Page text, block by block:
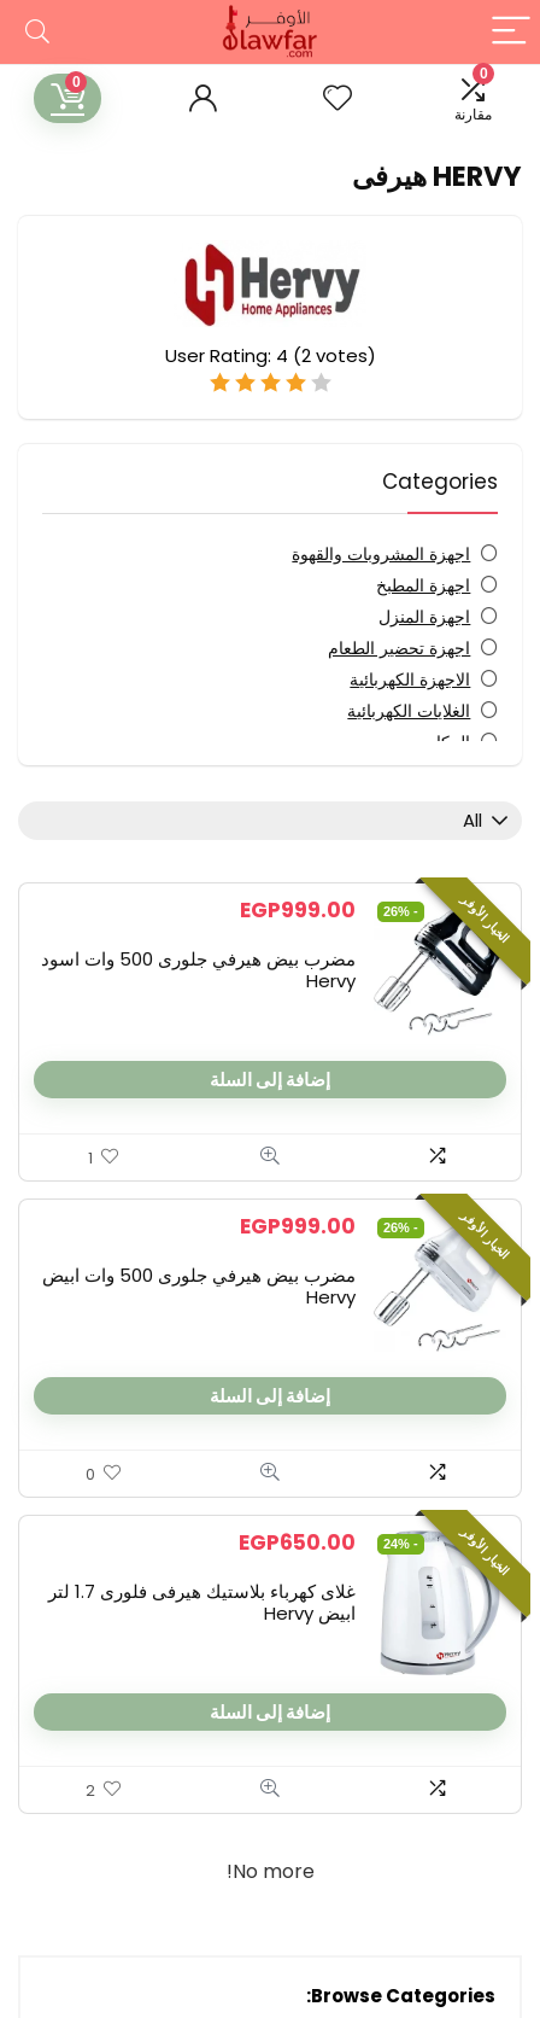
0
مقارنة
0
HERVY هيرفى
User Rating: 4 (2votes)
Categories
اجهزة المشروبات والقهوة
اجهزة المطبخ
اجهزة المنزل
اجهزة تحضير الطعام
الاجهزة الكهربائية
الغلايات الكهربائية
المكاوى
خلاطات
مفرمة لحمة وخضراوات
All categories
All
الخيار الأوفر - 26%
EGP999.00
مضرب بيض هيرفي جلورى 500 وات اسود
Hervy
إضافة إلى السلة
1
الخيار الأوفر - 26%
EGP999.00
مضرب بيض هيرفي جلورى 500 وات ابيض
Hervy
إضافة إلى السلة
0
الخيار الأوفر - 24%
EGP650.00
غلاى كهرباء بلاستيك هيرفى فلورى 1.7 لتر
ابيض Hervy
إضافة إلى السلة
2
No more!
Browse Categories: